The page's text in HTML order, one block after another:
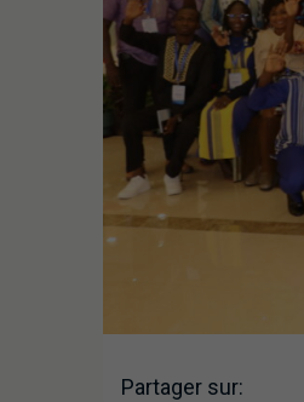
Partager sur: